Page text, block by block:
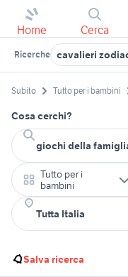
Home Cerca
Ricerche cavalieri
Subito Tutto per i bambini
Cosa cerchi?
Tutto per i
bambini
Salva ricerca